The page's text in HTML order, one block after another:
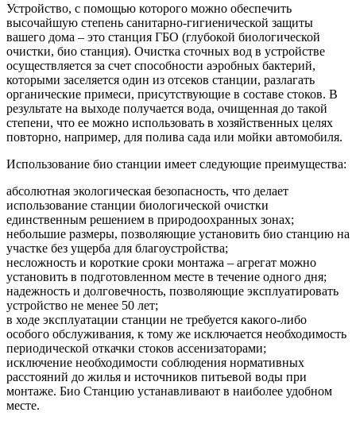
Устройство, с помощью которого можно обеспечить
высочайшую степень санитарно-гигиенической защиты
вашего дома – это станция ГБО (глубокой биологической
очистки, био станция). Очистка сточных вод в устройстве
осуществляется за счет способности аэробных бактерий,
которыми заселяется один из отсеков станции, разлагать
органические примеси, присутствующие в составе стоков. В
результате на выходе получается вода, очищенная до такой
степени, что ее можно использовать в хозяйственных целях
повторно, например, для полива сада или мойки автомобиля.
Использование био станции имеет следующие преимущества:
абсолютная экологическая безопасность, что делает
использование станции биологической очистки
единственным решением в природоохранных зонах;
небольшие размеры, позволяющие установить био станцию на
участке без ущерба для благоустройства;
несложность и короткие сроки монтажа – агрегат можно
установить в подготовленном месте в течение одного дня;
надежность и долговечность, позволяющие эксплуатировать
устройство не менее 50 лет;
в ходе эксплуатации станции не требуется какого-либо
особого обслуживания, к тому же исключается необходимость
периодической откачки стоков ассенизаторами;
исключение необходимости соблюдения нормативных
расстояний до жилья и источников питьевой воды при
монтаже. Био Станцию устанавливают в наиболее удобном
месте.